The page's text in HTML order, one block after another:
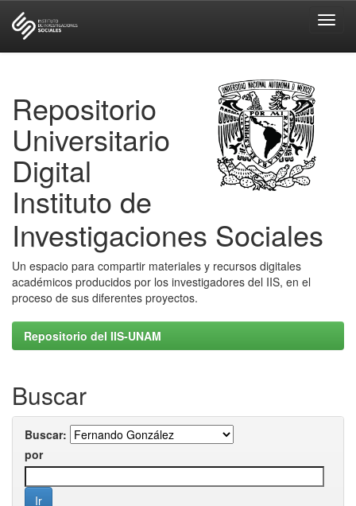
Repositorio
Universitario
Digital
Instituto de
Investigaciones Sociales
Un espacio para compartir materiales y recursos digitales
académicos producidos por los investigadores del IIS, en el
proceso de sus diferentes proyectos.
Repositorio del IIS-UNAM
Buscar
Buscar:
por